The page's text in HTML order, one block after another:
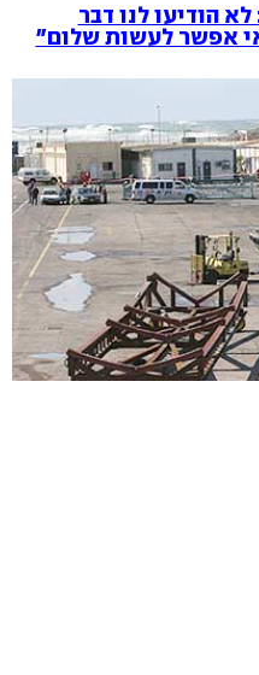
הודיעו לנו דבר
אפשר לעשות שלום"